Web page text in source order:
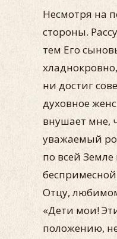
Несмотря на
стороны.
тем Его
ни достиг
духовное
внушает мне,
уважаемый
по всей
Отцу,
«Дети мои!
положению,